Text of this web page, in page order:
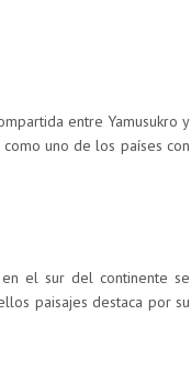
entre Yamusukro y
uno de los países con
el sur del continente se
paisajes destaca por su